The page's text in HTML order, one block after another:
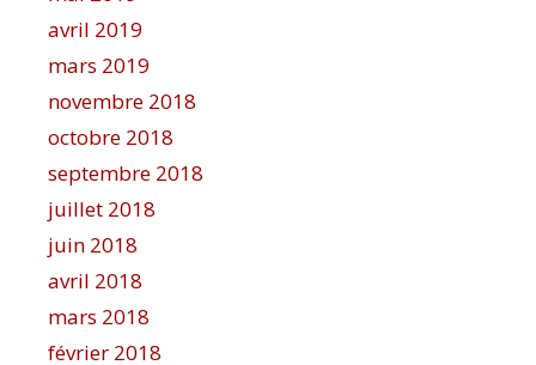
avril 2019
mars 2019
novembre 2018
octobre 2018
septembre 2018
juillet 2018
juin 2018
avril 2018
mars 2018
février 2018